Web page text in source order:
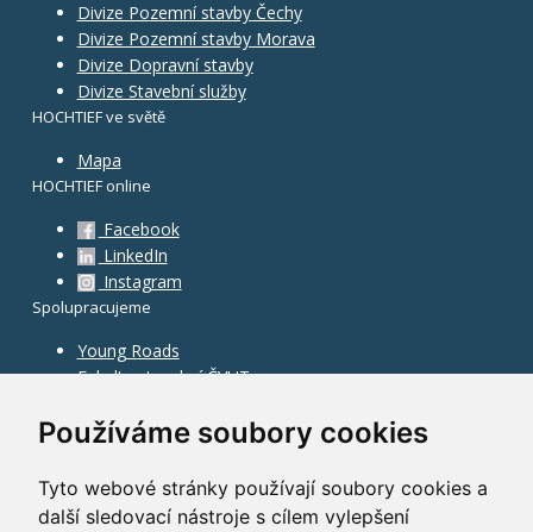
Používáme soubory cookies
Tyto webové stránky používají soubory cookies a
další sledovací nástroje s cílem vylepšení
Divize Pozemní stavby Čechy
Divize Pozemní stavby Morava
Divize Dopravní stavby
Divize Stavební služby
HOCHTIEF ve světě
Mapa
HOCHTIEF online
Facebook
LinkedIn
Instagram
Spolupracujeme
Young Roads
Fakulta stavební ČVUT